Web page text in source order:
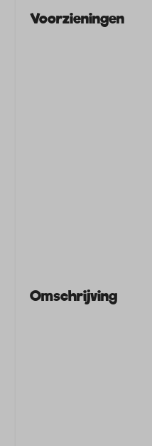
Voorzieningen
Omschrijving